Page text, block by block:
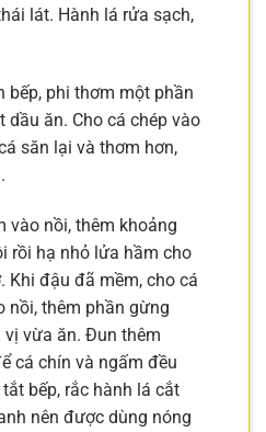
lát. Hành lá rửa sạch,
bếp, phi thơm một phần
ăn. Cho cá chép vào
săn lại và thơm hơn,
vào nồi, thêm khoảng
rồi hạ nhỏ lửa hầm cho
Khi đậu đã mềm, cho cá
nồi, thêm phần gừng
vị vừa ăn. Đun thêm
cá chín và ngấm đều
bếp, rắc hành lá cắt
nên được dùng nóng